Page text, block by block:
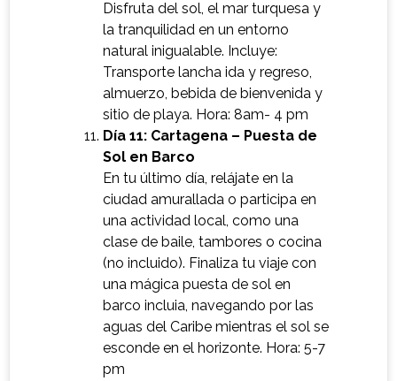
Disfruta del sol, el mar turquesa y
la tranquilidad en un entorno
natural inigualable. Incluye:
Transporte lancha ida y regreso,
almuerzo, bebida de bienvenida y
sitio de playa. Hora: 8am- 4 pm
Día 11: Cartagena – Puesta de
Sol en Barco
En tu último día, relájate en la
ciudad amurallada o participa en
una actividad local, como una
clase de baile, tambores o cocina
(no incluido). Finaliza tu viaje con
una mágica puesta de sol en
barco incluia, navegando por las
aguas del Caribe mientras el sol se
esconde en el horizonte. Hora: 5-7
pm